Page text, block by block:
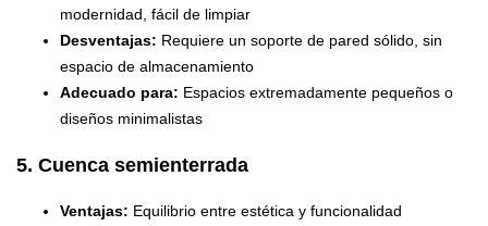
modernidad, fácil de limpiar
Desventajas: Requiere un soporte de pared sólido, sin
espacio de almacenamiento
Adecuado para: Espacios extremadamente pequeños o
diseños minimalistas
5. Cuenca semienterrada
Ventajas: Equilibrio entre estética y funcionalidad